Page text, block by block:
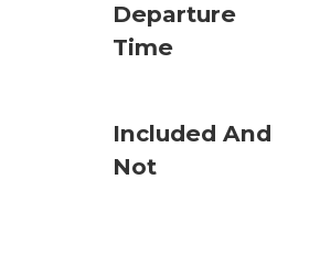
Departure
Time
Included And
Not